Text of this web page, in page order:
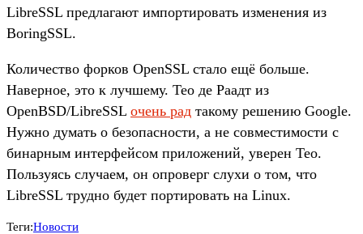
LibreSSL предлагают импортировать изменения из
BoringSSL.
Количество форков OpenSSL стало ещё больше.
Наверное, это к лучшему. Тео де Раадт из
OpenBSD/LibreSSL очень рад такому решению Google.
Нужно думать о безопасности, а не совместимости с
бинарным интерфейсом приложений, уверен Тео.
Пользуясь случаем, он опроверг слухи о том, что
LibreSSL трудно будет портировать на Linux.
Теги:Новости